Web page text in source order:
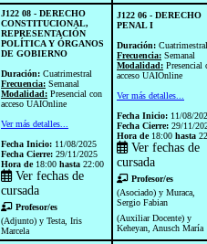
J122 08 - DERECHO
CONSTITUCIONAL,
REPRESENTACIÓN
POLÍTICA Y ÓRGANOS
DE GOBIERNO
Duración: Cuatrimestral
Frecuencia: Semanal
Modalidad: Presencial con
acceso UAIOnline
Ver más detalles...
Fecha Inicio: 11/08/2025
Fecha Cierre: 29/11/2025
Hora de18:00 hasta 22:00
Ver fechas de
cursada
Profesor/es
(Adjunto) y Testa, Iris
Marcela
J122 06 - DERECHO
PENAL I
Duración: Cuatrimestral
Frecuencia: Semanal
Modalidad: Presencial
acceso UAIOnline
Ver más detalles...
Fecha Inicio: 11/08/
Fecha Cierre: 29/11/
Hora de18:00 hasta
Ver fechas de
cursada
Profesor/es
(Asociado) y Muraca,
Sergio Fabian
(Auxiliar Docente) y
Keheyan, Anusch María